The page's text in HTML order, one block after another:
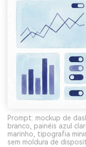
Prompt: mockup de
branco, painéis azul
marinho, tipografia
sem moldura de